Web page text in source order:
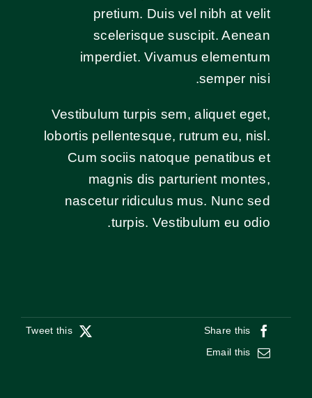
pretium. Duis vel nibh at velit
scelerisque suscipit. Aenean
imperdiet. Vivamus elementum
semper nisi.
Vestibulum turpis sem, aliquet eget,
lobortis pellentesque, rutrum eu, nisl.
Cum sociis natoque penatibus et
magnis dis parturient montes,
nascetur ridiculus mus. Nunc sed
turpis. Vestibulum eu odio.
Share this
Tweet this
Email this